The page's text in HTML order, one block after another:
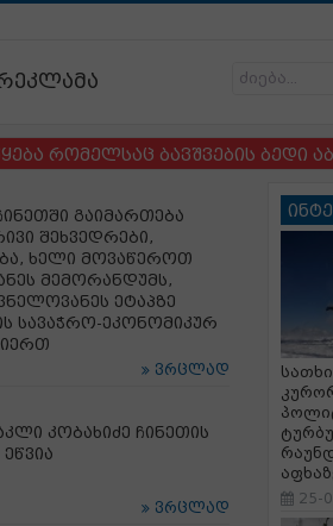
ბავშვების ბედი აბარია
გაიმართება
შეხვედრები,
ხელი მოვაწეროთ
მემორანდუმს,
ეტაპზე
სავაჭრო-ეკონომიკურ
ვრცლად
კობახიძე ჩინეთის
ვრცლად
25-